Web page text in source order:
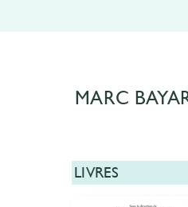
MARC
LIVRES